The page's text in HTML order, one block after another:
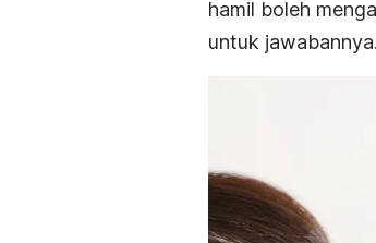
hamil boleh
untuk jawabannya.